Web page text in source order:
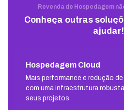
Revenda de Hospedagem
Conheça outras
ajudar!
Hospedagem Cloud
Mais performance e redução
com uma infraestrutura
seus projetos.